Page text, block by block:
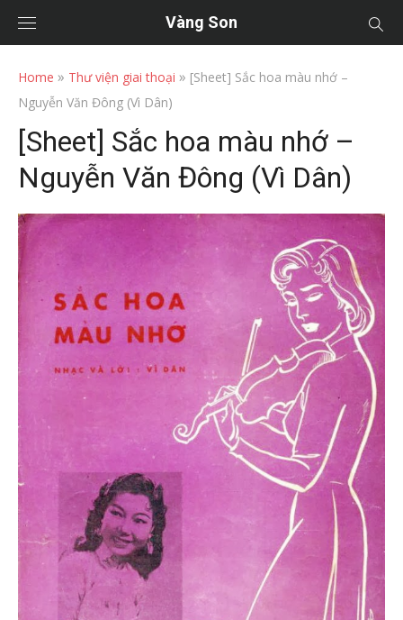
Vàng Son
Home » Thư viện giai thoại » [Sheet] Sắc hoa màu nhớ –
Nguyễn Văn Đông (Vì Dân)
[Sheet] Sắc hoa màu nhớ –
Nguyễn Văn Đông (Vì Dân)